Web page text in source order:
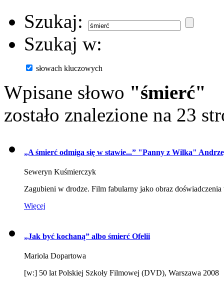
Szukaj:
Szukaj w:
słowach kluczowych
Wpisane słowo "śmierć"
zostało znalezione na 23
„A śmierć odmiga się w stawie...” "Panny z Wilka"
Seweryn Kuśmierczyk
Zagubieni w drodze. Film fabularny jako obraz
Więcej
„Jak być kochaną” albo śmierć Ofelii
Mariola Dopartowa
[w:] 50 lat Polskiej Szkoły Filmowej (DVD), Warszawa 2008